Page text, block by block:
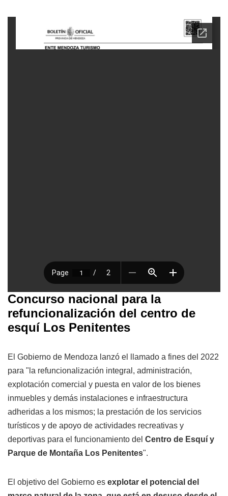
Concurso nacional para la
refuncionalización del centro de
esquí Los Penitentes
El Gobierno de Mendoza lanzó el llamado a fines del 2022
para "la refuncionalización integral, administración,
explotación comercial y puesta en valor de los bienes
inmuebles y demás instalaciones e infraestructura
adheridas a los mismos; la prestación de los servicios
turísticos y de apoyo de actividades recreativas y
deportivas para el funcionamiento del Centro de Esquí y
Parque de Montaña Los Penitentes".
El objetivo del Gobierno es explotar el potencial del